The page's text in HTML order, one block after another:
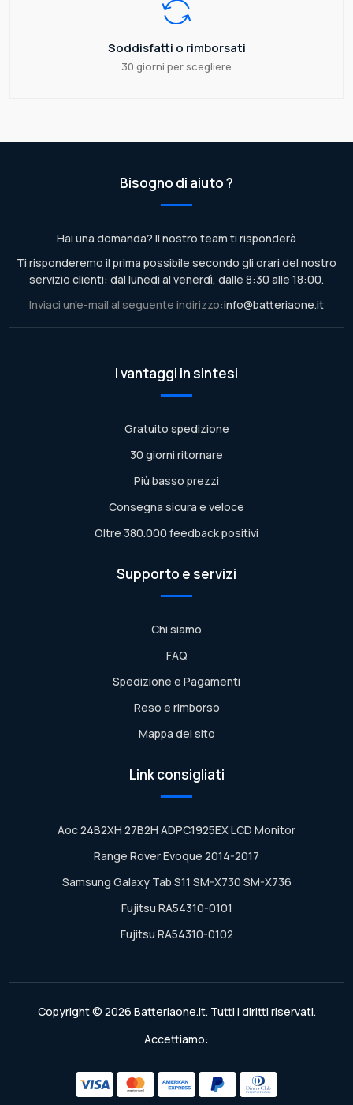
Soddisfatti o rimborsati
30 giorni per scegliere
Bisogno di aiuto ?
Hai una domanda? Il nostro team ti risponderà
Ti risponderemo il prima possibile secondo gli orari del nostro
servizio clienti: dal lunedì al venerdì, dalle 8:30 alle 18:00.
Inviaci un'e-mail al seguente indirizzo:info@batteriaone.it
I vantaggi in sintesi
Gratuito spedizione
30 giorni ritornare
Più basso prezzi
Consegna sicura e veloce
Oltre 380.000 feedback positivi
Supporto e servizi
Chi siamo
FAQ
Spedizione e Pagamenti
Reso e rimborso
Mappa del sito
Link consigliati
Aoc 24B2XH 27B2H ADPC1925EX LCD Monitor
Range Rover Evoque 2014-2017
Samsung Galaxy Tab S11 SM-X730 SM-X736
Fujitsu RA54310-0101
Fujitsu RA54310-0102
Copyright © 2026 Batteriaone.it. Tutti i diritti riservati.
Accettiamo: